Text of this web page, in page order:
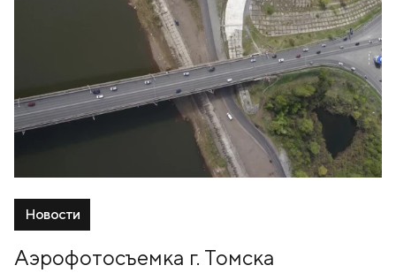
Новости
Аэрофотосъемка г. Томска